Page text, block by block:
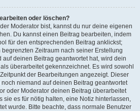
oder löschen?
Moderator bist, kannst du nur deine eigenen
Du kannst einen Beitrag bearbeiten, indem
für den entsprechenden Beitrag anklickst;
Zeitraum nach seiner Erstellung
deinen Beitrag geantwortet hat, wird dein
überarbeitet gekennzeichnet. Es wird sowohl
der Bearbeitungen angezeigt. Dieser
niemand auf deinen Beitrag geantwortet
oder Moderator deinen Beitrag überarbeitet
sie es für nötig halten, eine Notiz hinterlassen,
wurde. Bitte beachte, dass normale Benutzer